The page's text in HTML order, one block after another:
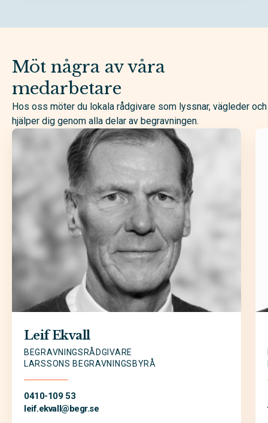
Möt några av våra
medarbetare
Hos oss möter du lokala rådgivare som lyssnar, vägleder och
hjälper dig genom alla delar av begravningen.
Leif Ekvall
BEGRAVNINGSRÅDGIVARE
LARSSONS BEGRAVNINGSBYRÅ
0410-109 53
leif.ekvall@begr.se